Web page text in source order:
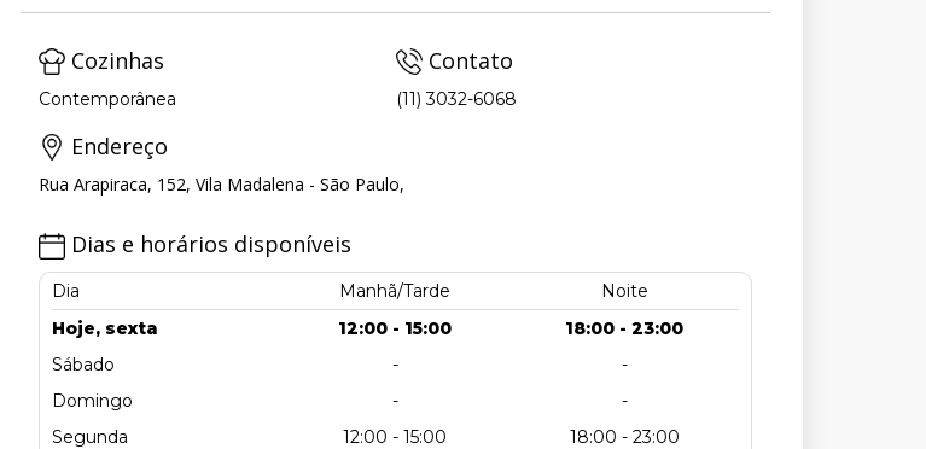
Cozinhas
Contemporânea
Contato
(11) 3032-6068
Endereço
Rua Arapiraca, 152, Vila Madalena - São Paulo,
Dias e horários disponíveis
Dia Manhã/Tarde
Noite
Hoje, sexta
12:00 - 15:00
18:00 - 23:00
Sábado
-
-
Domingo
-
-
Segunda
12:00 - 15:00
18:00 - 23:00